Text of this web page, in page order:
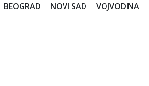
BEOGRAD NOVI SAD VOJVODINA